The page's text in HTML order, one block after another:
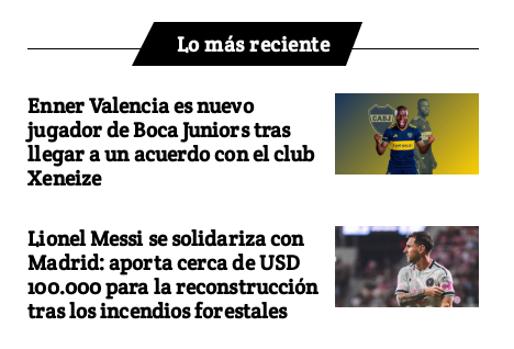
Lo más reciente
Enner Valencia es nuevo
jugador de Boca Juniors tras
llegar a un acuerdo con el club
Xeneize
Lionel Messi se solidariza con
Madrid: aporta cerca de USD
100.000 para la reconstrucción
tras los incendios forestales